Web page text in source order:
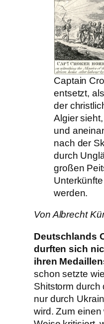
Captain
entsetzt,
der
Algier
und
nach der
durch
großen
werden.
Von Albrecht
Deutschlands
durften sich
ihren
schon setzte
Shitstorm durch
nur durch
wird. Zum